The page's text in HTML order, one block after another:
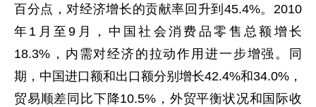
百分点，对经济增长的贡献率回升到45.4%。2010
年1月至9月，中国社会消费品零售总额增长
18.3%，内需对经济的拉动作用进一步增强。同
期，中国进口额和出口额分别增长42.4%和34.0%，
贸易顺差同比下降10.5%，外贸平衡状况和国际收